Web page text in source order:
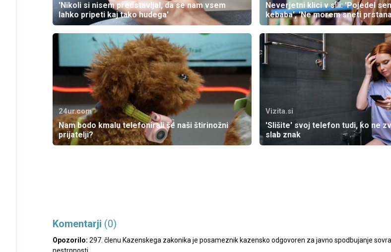
'Nikoli si nisem predstavljal, da se nam vsem
lahko pripeti kaj tako hudega'
Neverjetni klici v sili: 'Pojedel
kebaba', 'Ne morem sneti
24ur.com
Nam bodo kmalu telefonirali še naši štirinožni
prijatelji?
Vizita.si
'Slišite' svoj telefon tudi, ko ne
slab znak
Komentarji (0)
Opozorilo: 297. členu Kazenskega zakonika je posameznik kazensko odgovoren za javno spodbujanje